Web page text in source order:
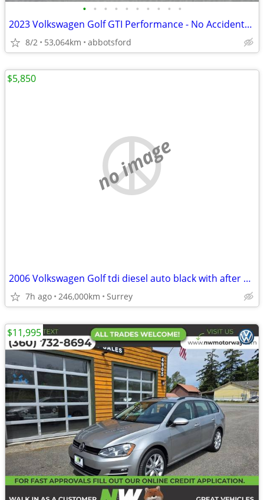
• • • • • • • • • •
2023 Volkswagen Golf GTI Performance - No Accidents - Please call/text
8/2 53,064km abbotsford
no image
2006 Volkswagen Golf tdi diesel auto black with after market mags
7h ago 246,000km Surrey
$5,850
$11,995